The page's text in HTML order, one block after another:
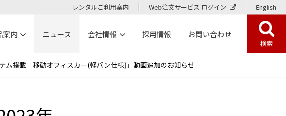
レンタルご利用案内 Web注文サービス ログイン English
案内 ニュース 会社情報 採用情報 お問い合わせ
検索
ム搭載 移動オフィスカー(軽バン仕様)」動画追加のお知らせ